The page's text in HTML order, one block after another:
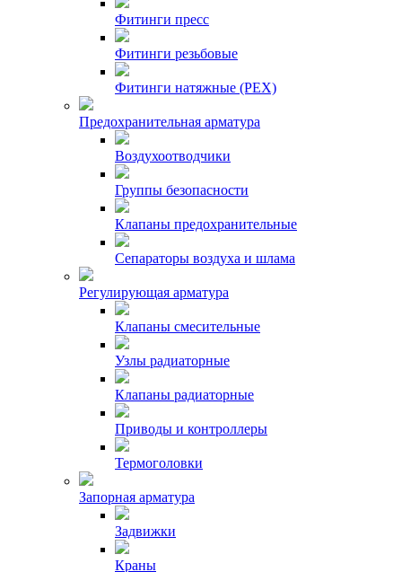
Фитинги пресс
Фитинги резьбовые
Фитинги натяжные (PEX)
Предохранительная арматура
Воздухоотводчики
Группы безопасности
Клапаны предохранительные
Сепараторы воздуха и шлама
Регулирующая арматура
Клапаны смесительные
Узлы радиаторные
Клапаны радиаторные
Приводы и контроллеры
Термоголовки
Запорная арматура
Задвижки
Краны